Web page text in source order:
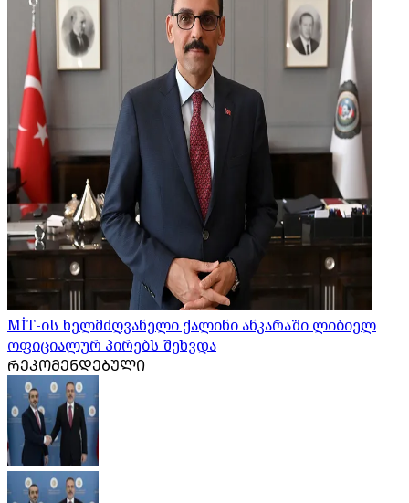
MİT-ის ხელმძღვანელი ქალინი ანკარაში ლიბიელ
ოფიციალურ პირებს შეხვდა
ᲠᲔᲙᲝᲛᲔᲜᲓᲔᲑᲣᲚᲘ